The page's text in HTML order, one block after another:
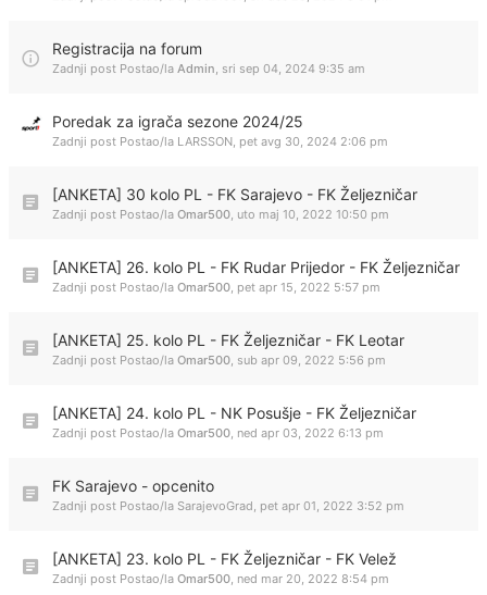
Registracija na forum
Zadnji post Postao/la Admin, sri sep 04, 2024 9:35 am
Poredak za igrača sezone 2024/25
Zadnji post Postao/la LARSSON, pet avg 30, 2024 2:06 pm
[ANKETA] 30 kolo PL - FK Sarajevo - FK Željezničar
Zadnji post Postao/la Omar500, uto maj 10, 2022 10:50 pm
[ANKETA] 26. kolo PL - FK Rudar Prijedor - FK Željezničar
Zadnji post Postao/la Omar500, pet apr 15, 2022 5:57 pm
[ANKETA] 25. kolo PL - FK Željezničar - FK Leotar
Zadnji post Postao/la Omar500, sub apr 09, 2022 5:56 pm
[ANKETA] 24. kolo PL - NK Posušje - FK Željezničar
Zadnji post Postao/la Omar500, ned apr 03, 2022 6:13 pm
FK Sarajevo - opcenito
Zadnji post Postao/la SarajevoGrad, pet apr 01, 2022 3:52 pm
[ANKETA] 23. kolo PL - FK Željezničar - FK Velež
Zadnji post Postao/la Omar500, ned mar 20, 2022 8:54 pm